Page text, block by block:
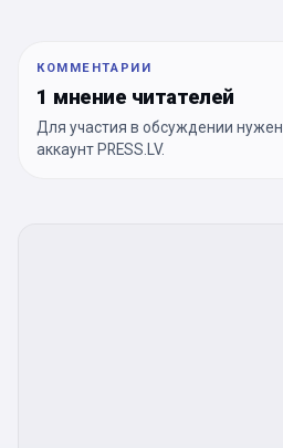
КОММЕНТАРИИ
1 мнение читателей
Для участия в обсуждении нужен
аккаунт PRESS.LV.